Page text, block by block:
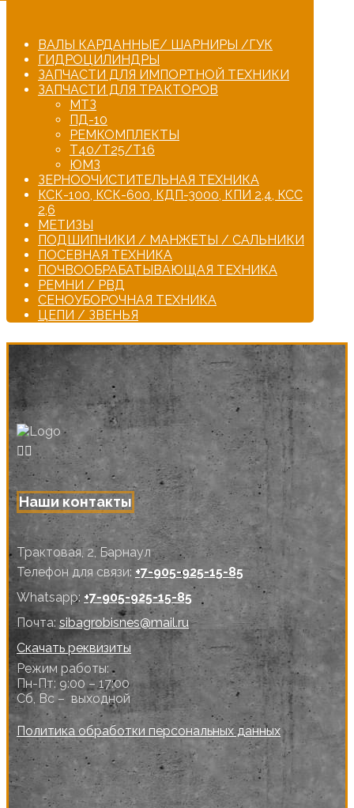
ВАЛЫ КАРДАННЫЕ/ ШАРНИРЫ /ГУК
ГИДРОЦИЛИНДРЫ
ЗАПЧАСТИ ДЛЯ ИМПОРТНОЙ ТЕХНИКИ
ЗАПЧАСТИ ДЛЯ ТРАКТОРОВ
МТЗ
ПД-10
РЕМКОМПЛЕКТЫ
Т40/Т25/Т16
ЮМЗ
ЗЕРНООЧИСТИТЕЛЬНАЯ ТЕХНИКА
КСК-100, КСК-600, КДП-3000, КПИ 2,4, КСС
2,6
МЕТИЗЫ
ПОДШИПНИКИ / МАНЖЕТЫ / САЛЬНИКИ
ПОСЕВНАЯ ТЕХНИКА
ПОЧВООБРАБАТЫВАЮЩАЯ ТЕХНИКА
РЕМНИ / РВД
СЕНОУБОРОЧНАЯ ТЕХНИКА
ЦЕПИ / ЗВЕНЬЯ
Наши контакты
Трактовая, 2, Барнаул
Телефон для связи: +7-905-925-15-85
Whatsapp: +7-905-925-15-85
Почта:sibagrobisnes@mail.ru
Скачать реквизиты
Режим работы:
Пн-Пт: 9:00 – 17:00
Сб, Вс – выходной
Политика обработки персональных данных